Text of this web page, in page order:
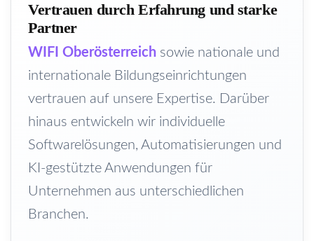
Vertrauen durch Erfahrung und starke
Partner
WIFI Oberösterreich sowie nationale und
internationale Bildungseinrichtungen
vertrauen auf unsere Expertise. Darüber
hinaus entwickeln wir individuelle
Softwarelösungen, Automatisierungen und
KI-gestützte Anwendungen für
Unternehmen aus unterschiedlichen
Branchen.